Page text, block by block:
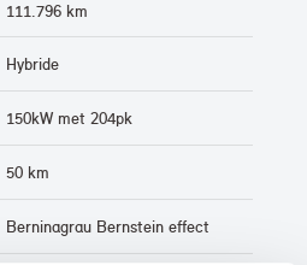
111.796 km
Hybride
150kW met 204pk
50 km
Berninagrau Bernstein effect